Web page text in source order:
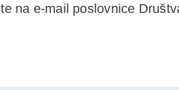
na e-mail poslovnice